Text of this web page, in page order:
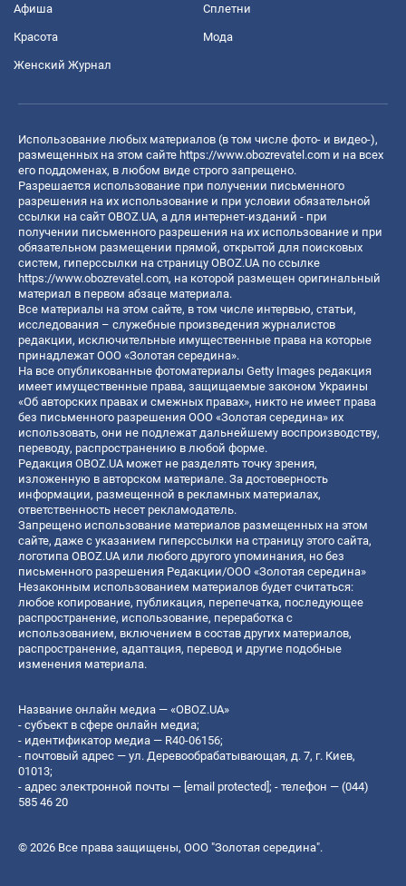
Афиша Сплетни
Красота Мода
Женский Журнал
Использование любых материалов (в том числе фото- и видео-),
размещенных на этом сайте https://www.obozrevatel.com и на всех
его поддоменах, в любом виде строго запрещено.
Разрешается использование при получении письменного
разрешения на их использование и при условии обязательной
ссылки на сайт OBOZ.UA, а для интернет-изданий - при
получении письменного разрешения на их использование и при
обязательном размещении прямой, открытой для поисковых
систем, гиперссылки на страницу OBOZ.UA по ссылке
https://www.obozrevatel.com, на которой размещен оригинальный
материал в первом абзаце материала.
Все материалы на этом сайте, в том числе интервью, статьи,
исследования – служебные произведения журналистов
редакции, исключительные имущественные права на которые
принадлежат ООО «Золотая середина».
На все опубликованные фотоматериалы Getty Images редакция
имеет имущественные права, защищаемые законом Украины
«Об авторских правах и смежных правах», никто не имеет права
без письменного разрешения ООО «Золотая середина» их
использовать, они не подлежат дальнейшему воспроизводству,
переводу, распространению в любой форме.
Редакция OBOZ.UA может не разделять точку зрения,
изложенную в авторском материале. За достоверность
информации, размещенной в рекламных материалах,
ответственность несет рекламодатель.
Запрещено использование материалов размещенных на этом
сайте, даже с указанием гиперссылки на страницу этого сайта,
логотипа OBOZ.UA или любого другого упоминания, но без
письменного разрешения Редакции/ООО «Золотая середина»
Незаконным использованием материалов будет считаться:
любое копирование, публикация, перепечатка, последующее
распространение, использование, переработка с
использованием, включением в состав других материалов,
распространение, адаптация, перевод и другие подобные
изменения материала.
Название онлайн медиа — «OBOZ.UA»
- субъект в сфере онлайн медиа;
- идентификатор медиа — R40-06156;
- почтовый адрес — ул. Деревообрабатывающая, д. 7, г. Киев,
01013;
- адрес электронной почты — [email protected]; - телефон — (044)
585 46 20
© 2026 Все права защищены, ООО "Золотая середина".